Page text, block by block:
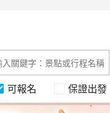
可報名 保證出發